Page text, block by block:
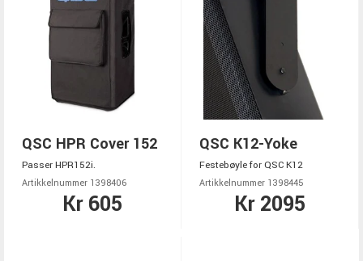
QSC HPR Cover 152
Passer HPR152i.
Artikkelnummer 1398406
Kr 605
QSC K12-Yoke
Festebøyle for QSC K12
Artikkelnummer 1398445
Kr 2095